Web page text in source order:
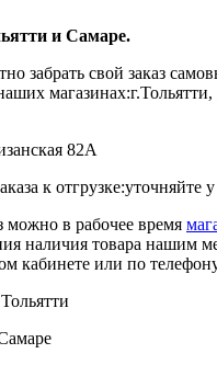
и Самаре.
забрать свой заказ
магазинах:г.Тольятти,
82А
к отгрузке:уточняйте
можно в рабочее время
наличия товара нашим
кабинете или по